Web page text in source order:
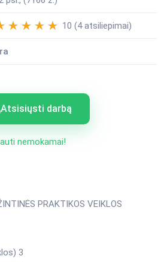
10 (4 atsiliepimai)
Atsisiųsti darbą
nemokamai!
PRAKTIKOS VEIKLOS
3